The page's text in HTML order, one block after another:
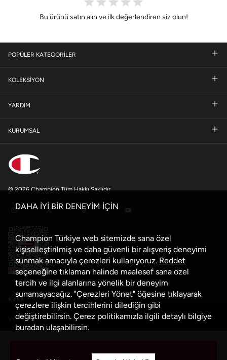
Sepete Ekle
Bu ürünü satın alın ve ilk değerlendiren siz olun!
POPÜLER KATEGORİLER
KOLEKSİYON
YARDIM
KURUMSAL
© 2026 Champion Tüm Hakkı Saklıdır
KVKK
Veri Güvenliği Politikası
DAHA İYİ BİR DENEYİM İÇİN
Champion Türkiye web sitemizde sana özel
kişiselleştirilmiş ve daha güvenli bir alışveriş deneyimi
sunmak amacıyla çerezleri kullanıyoruz. Reddet
seçeneğine tıklaman halinde maalesef sana özel
tercih ve ilgi alanlarına yönelik bir deneyim
sunamayacağız. "Çerezleri Yönet" öğesine tıklayarak
çerezlere ilişkin tercihlerini dilediğin gibi
değiştirebilirsin. Çerez politikamızla ilgili detaylı bilgiye
buradan ulaşabilirsin.